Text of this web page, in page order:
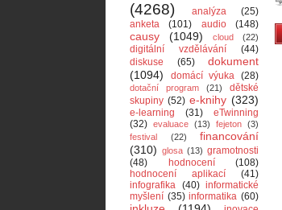
(4268)
analýza
(25)
anketa
(101) audio (148)
causy (1049) cloud (22)
digitální vzdělávání
(44)
diskuse
(65)
dokument
(1094)
domácí výuka (28)
dotační program (21)
dětské
skupiny (52) e-knihy (323)
e-learning (31)
eTwinning
(32) evaluace (13) fejeton (3)
festival
(22)
financování
(310) glosa (13) gramotnosti
(48)
hodnocení
(108)
hodnocení aplikací
(41)
infografika (40) informatické
myšlení (35) informatika (60)